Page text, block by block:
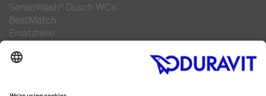
SensoWash® Dusch WCs
BestMatch
Ersatzteile
Bad Planung